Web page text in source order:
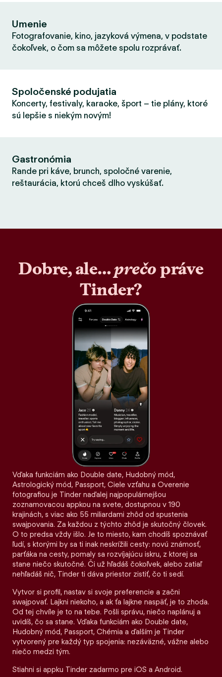
Umenie
Fotografovanie, kino, jazyková výmena, v podstate
čokoľvek, o čom sa môžete spolu rozprávať.
Spoločenské podujatia
Koncerty, festivaly, karaoke, šport – tie plány, ktoré
sú lepšie s niekým novým!
Gastronómia
Rande pri káve, brunch, spoločné varenie,
reštaurácia, ktorú chceš dlho vyskúšať.
Dobre, ale…prečopráve
Tinder?
Vďaka funkciám ako Double date, Hudobný mód,
Astrologický mód, Passport, Ciele vzťahu a Overenie
fotografiou je Tinder naďalej najpopulárnejšou
zoznamovacou appkou na svete, dostupnou v 190
krajinách, s viac ako 55 miliardami zhôd od spustenia
swajpovania. Za každou z týchto zhôd je skutočný človek.
O to predsa vždy išlo. Je to miesto, kam chodíš spoznávať
ľudí, s ktorými by sa ti inak neskrížili cesty: novú známosť,
parťáka na cesty, pomaly sa rozvíjajúcu iskru, z ktorej sa
stane niečo skutočné. Či už hľadáš čokoľvek, alebo zatiaľ
nehľadáš nič, Tinder ti dáva priestor zistiť, čo ti sedí.
Vytvor si profil, nastav si svoje preferencie a začni
swajpovať. Lajkni niekoho, a ak ťa lajkne naspäť, je to zhoda.
Od tej chvíle je to na tebe. Pošli správu, niečo naplánuj a
uvidíš, čo sa stane. Vďaka funkciám ako Double date,
Hudobný mód, Passport, Chémia a ďalším je Tinder
vytvorený pre každý typ spojenia: nezáväzné, vážne alebo
niečo medzi tým.
Stiahni si appku Tinder zadarmo pre iOS a Android.